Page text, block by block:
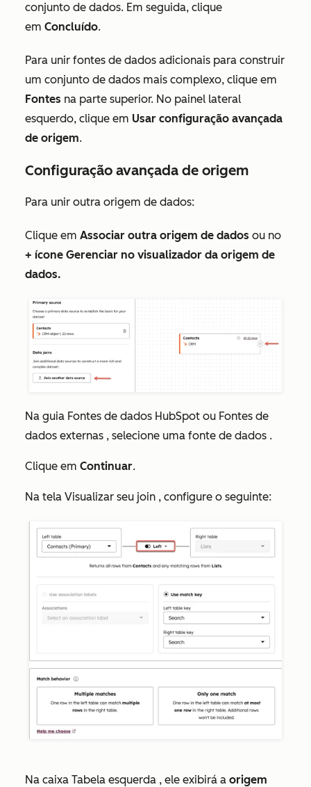
conjunto de dados. Em seguida, clique
em Concluído.
Para unir fontes de dados adicionais para construir
um conjunto de dados mais complexo, clique em
Fontes na parte superior. No painel lateral
esquerdo, clique em Usar configuração avançada
de origem.
Configuração avançada de origem
Para unir outra origem de dados:
Clique em Associar outra origem de dados ou no
+ ícone Gerenciar no visualizador da origem de
dados.
Na guia Fontes de dados HubSpot ou Fontes de
dados externas , selecione uma fonte de dados .
Clique em Continuar.
Na tela Visualizar seu join , configure o seguinte:
Na caixa Tabela esquerda , ele exibirá a origem